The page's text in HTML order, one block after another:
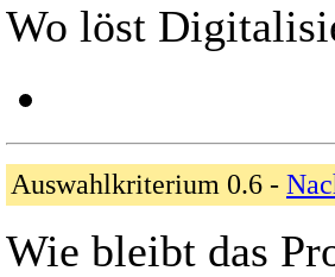
Wo löst
Auswahlkriterium 0.6 -
Wie bleibt das